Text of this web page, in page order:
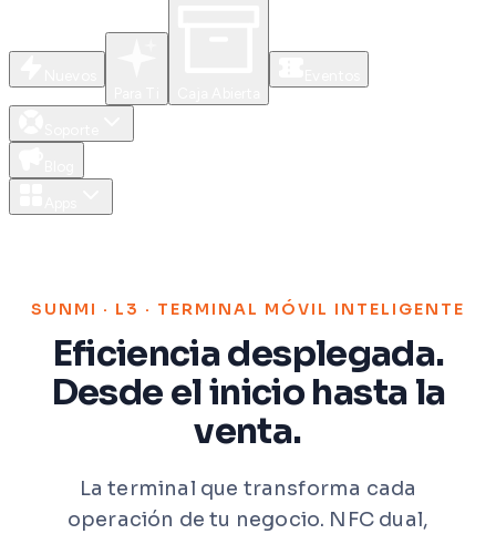
SUNMI · L3 · TERMINAL MÓVIL INTELIGENTE
Eficiencia desplegada.
Desde el inicio hasta la
venta.
La terminal que transforma cada
operación de tu negocio. NFC dual,